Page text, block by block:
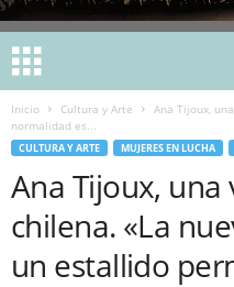
Inicio Cultura y Arte
Ana Tijoux,
normalidad es...
CULTURA Y ARTE MUJERES EN LUCHA
Ana Tijoux, una
chilena. «La
un estallido